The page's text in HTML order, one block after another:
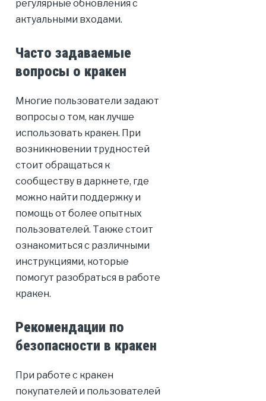
регулярные обновления с
актуальными входами.
Часто задаваемые
вопросы о кракен
Многие пользователи задают
вопросы о том, как лучше
использовать кракен. При
возникновении трудностей
стоит обращаться к
сообществу в даркнете, где
можно найти поддержку и
помощь от более опытных
пользователей. Также стоит
ознакомиться с различными
инструкциями, которые
помогут разобраться в работе
кракен.
Рекомендации по
безопасности в кракен
При работе с кракен
покупателей и пользователей